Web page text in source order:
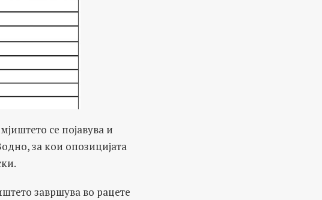
се појавува и
за кои опозицијата
завршува во рацете